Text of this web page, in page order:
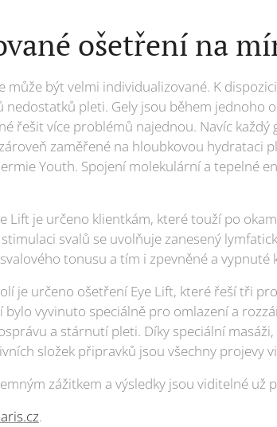
ošetření na
může být velmi individualizované. K
nedostatků pleti. Gely jsou během jednoho
řešit více problémů najednou. Navíc
zaměřené na hloubkovou hydrataci
Youth. Spojení molekulární a tepelné
Lift je určeno klientkám, které touží po
svalů se uvolňuje zanesený
tonusu a tím i zpevněné a vypnuté
je určeno ošetření Eye Lift, které řeší tři
bylo vyvinuto speciálně pro omlazení a
a stárnutí pleti. Díky speciální
složek připravků jsou všechny projevy
zážitkem a výsledky jsou viditelné už
.